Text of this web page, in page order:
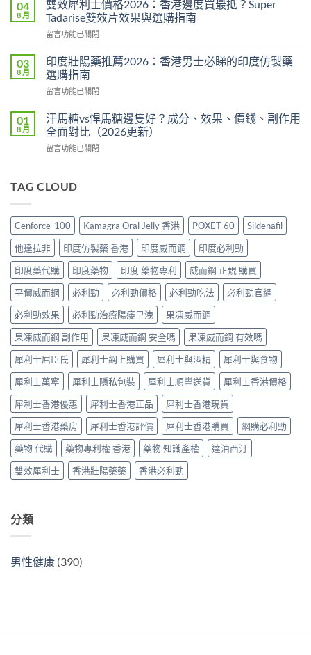
格
2026
攻
印
度
Viagra
價
比
較、
辨
購
買
指
南〉
中
勁
印
度
價
格
2026：
香
哪
裡
最
POXET-
原
廠
比
較
及
正
貨
分
辨
指
南〉
中
04
8 月
雙效犀利士價格2026：香港邊度買最抵？Super
Tadarise雙效片效果與選購指南
在
效
犀
利
士
格
2026：
港
買
Super
Tadarise
雙
效
片
效
果
與
選
購
指
南〉
中
留言功能已關閉
03
8 月
印度壯陽藥推薦2026：香港男士必睇的印度仿製藥
選購指南
在
度
壯
陽
藥
2026：
士
必
睇
的
印
度
仿
製
藥
選
購
指
南〉
中
留言功能已關閉
01
8 月
汗馬糖vs悍馬糖邊隻好？成分、效果、價錢、副作用
全面對比（2026更新）
在
糖
馬
糖
邊
隻
好？
成
分、
效
果、
價
錢、
副
作
用
全
面
對
比
（2026
更
新）〉
中
留言功能已關閉
TAG CLOUD
Cenforce-100 Kamagra Oral Jelly 香港 POXET 60
Sildenafil
他達拉非
印度仿製藥 香港 印度威而鋼
印度必利勁
印度藥代購
印度藥物 印度 藥物專利
威而鋼 正規 購買
平價威而鋼
必利勁 必利勁價格 必利勁吃法
必利勁官網
必利勁效果
必利勁治療陽痿早洩
果凍威而鋼
果凍威而鋼 副作用
果凍威而鋼 安全嗎
果凍威而鋼 有效嗎
犀利士屈臣氏
犀利士網上購買 犀利士與酒精
犀利士與食物
犀利士萬寧
犀利士隱私包裝 犀利士順豐送貨
犀利士香港價格
犀利士香港優惠
犀利士香港正品
犀利士香港現貨
犀利士香港藥房
犀利士香港評價 犀利士香港購買
網購必利勁
藥物 代購
藥物專利權 香港 藥物 知識產權
達泊西汀
雙效犀利士
香港壯陽藥藥 香港必利勁
分類
男性健康 (390)